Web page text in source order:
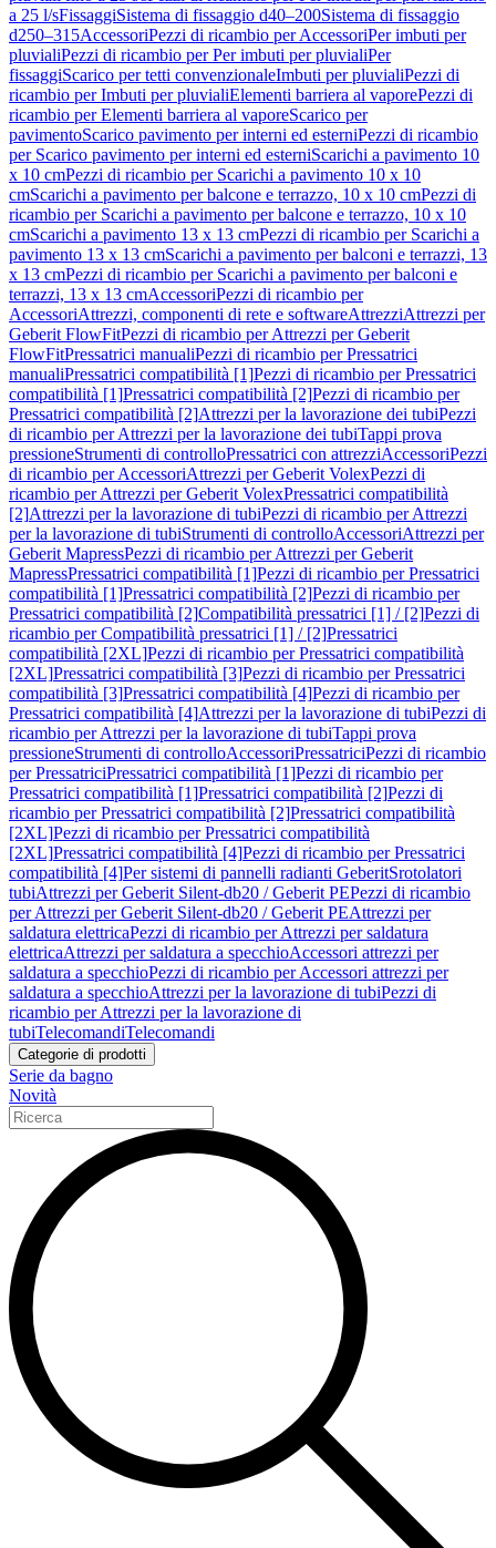
a 25 l/sFissaggiSistema di fissaggio d40–200Sistema di fissaggio
d250–315AccessoriPezzi di ricambio per AccessoriPer imbuti per
pluvialiPezzi di ricambio per Per imbuti per pluvialiPer
fissaggiScarico per tetti convenzionaleImbuti per pluvialiPezzi di
ricambio per Imbuti per pluvialiElementi barriera al vaporePezzi di
ricambio per Elementi barriera al vaporeScarico per
pavimentoScarico pavimento per interni ed esterniPezzi di ricambio
per Scarico pavimento per interni ed esterniScarichi a pavimento 10
x 10 cmPezzi di ricambio per Scarichi a pavimento 10 x 10
cmScarichi a pavimento per balcone e terrazzo, 10 x 10 cmPezzi di
ricambio per Scarichi a pavimento per balcone e terrazzo, 10 x 10
cmScarichi a pavimento 13 x 13 cmPezzi di ricambio per Scarichi a
pavimento 13 x 13 cmScarichi a pavimento per balconi e terrazzi, 13
x 13 cmPezzi di ricambio per Scarichi a pavimento per balconi e
terrazzi, 13 x 13 cmAccessoriPezzi di ricambio per
AccessoriAttrezzi, componenti di rete e softwareAttrezziAttrezzi per
Geberit FlowFitPezzi di ricambio per Attrezzi per Geberit
FlowFitPressatrici manualiPezzi di ricambio per Pressatrici
manualiPressatrici compatibilità [1]Pezzi di ricambio per Pressatrici
compatibilità [1]Pressatrici compatibilità [2]Pezzi di ricambio per
Pressatrici compatibilità [2]Attrezzi per la lavorazione dei tubiPezzi
di ricambio per Attrezzi per la lavorazione dei tubiTappi prova
pressioneStrumenti di controlloPressatrici con attrezziAccessoriPezzi
di ricambio per AccessoriAttrezzi per Geberit VolexPezzi di
ricambio per Attrezzi per Geberit VolexPressatrici compatibilità
[2]Attrezzi per la lavorazione di tubiPezzi di ricambio per Attrezzi
per la lavorazione di tubiStrumenti di controlloAccessoriAttrezzi per
Geberit MapressPezzi di ricambio per Attrezzi per Geberit
MapressPressatrici compatibilità [1]Pezzi di ricambio per Pressatrici
compatibilità [1]Pressatrici compatibilità [2]Pezzi di ricambio per
Pressatrici compatibilità [2]Compatibilità pressatrici [1] / [2]Pezzi di
ricambio per Compatibilità pressatrici [1] / [2]Pressatrici
compatibilità [2XL]Pezzi di ricambio per Pressatrici compatibilità
[2XL]Pressatrici compatibilità [3]Pezzi di ricambio per Pressatrici
compatibilità [3]Pressatrici compatibilità [4]Pezzi di ricambio per
Pressatrici compatibilità [4]Attrezzi per la lavorazione di tubiPezzi di
ricambio per Attrezzi per la lavorazione di tubiTappi prova
pressioneStrumenti di controlloAccessoriPressatriciPezzi di ricambio
per PressatriciPressatrici compatibilità [1]Pezzi di ricambio per
Pressatrici compatibilità [1]Pressatrici compatibilità [2]Pezzi di
ricambio per Pressatrici compatibilità [2]Pressatrici compatibilità
[2XL]Pezzi di ricambio per Pressatrici compatibilità
[2XL]Pressatrici compatibilità [4]Pezzi di ricambio per Pressatrici
compatibilità [4]Per sistemi di pannelli radianti GeberitSrotolatori
tubiAttrezzi per Geberit Silent-db20 / Geberit PEPezzi di ricambio
per Attrezzi per Geberit Silent-db20 / Geberit PEAttrezzi per
saldatura elettricaPezzi di ricambio per Attrezzi per saldatura
elettricaAttrezzi per saldatura a specchioAccessori attrezzi per
saldatura a specchioPezzi di ricambio per Accessori attrezzi per
saldatura a specchioAttrezzi per la lavorazione di tubiPezzi di
ricambio per Attrezzi per la lavorazione di
tubiTelecomandiTelecomandi
Categorie di prodotti
Serie da bagno
Novità